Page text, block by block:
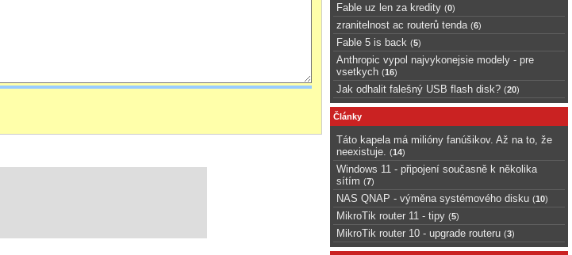
Fable uz len za kredity (0)
zranitelnost ac routerů tenda (6)
Fable 5 is back (5)
Anthropic vypol najvykonejsie modely - pre
vsetkych (16)
Jak odhalit falešný USB flash disk? (20)
Články
Táto kapela má milióny fanúšikov. Až na to, že
neexistuje.
(14)
Windows 11 - připojení současně k několika
sítím (7)
NAS QNAP - výměna systémového disku (10)
MikroTik router 11 - tipy (5)
MikroTik router 10 - upgrade routeru (3)